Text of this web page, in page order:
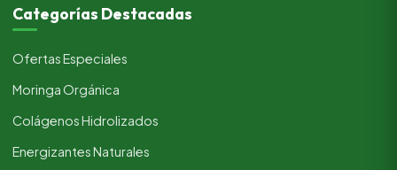
Categorías Destacadas
Ofertas Especiales
Moringa Orgánica
Colágenos Hidrolizados
Energizantes Naturales